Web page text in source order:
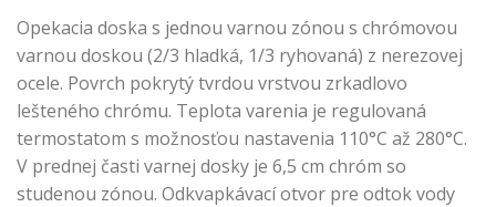
Opekacia doska s jednou varnou zónou s chrómovou
varnou doskou (2/3 hladká, 1/3 ryhovaná) z nerezovej
ocele. Povrch pokrytý tvrdou vrstvou zrkadlovo
lešteného chrómu. Teplota varenia je regulovaná
termostatom s možnosťou nastavenia 110°C až 280°C.
V prednej časti varnej dosky je 6,5 cm chróm so
studenou zónou. Odkvapkávací otvor pre odtok vody